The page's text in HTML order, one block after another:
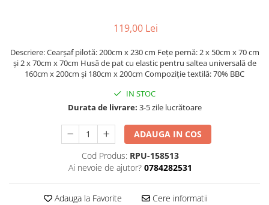
119,00 Lei
Descriere: Cearșaf pilotă: 200cm x 230 cm Fețe pernă: 2 x 50cm x 70 cm
și 2 x 70cm x 70cm Husă de pat cu elastic pentru saltea universală de
160cm x 200cm și 180cm x 200cm Compoziție textilă: 70% BBC
IN STOC
Durata de livrare: 3-5 zile lucrătoare
ADAUGA IN COS
Cod Produs: RPU-158513
Ai nevoie de ajutor? 0784282531
Adauga la Favorite Cere informatii